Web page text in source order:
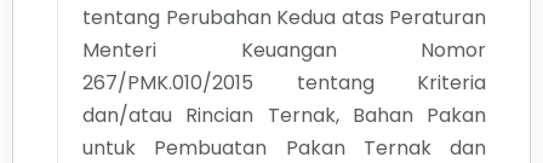
tentang Perubahan Kedua atas Peraturan
Menteri Keuangan Nomor
267/PMK.010/2015 tentang Kriteria
dan/atau Rincian Ternak, Bahan Pakan
untuk Pembuatan Pakan Ternak dan